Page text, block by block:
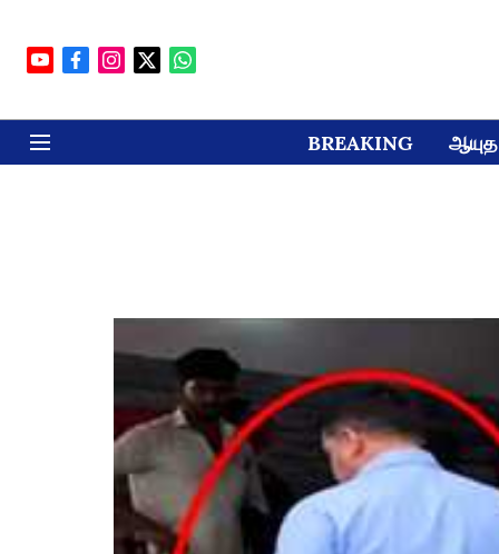
BREAKING ஆயுத